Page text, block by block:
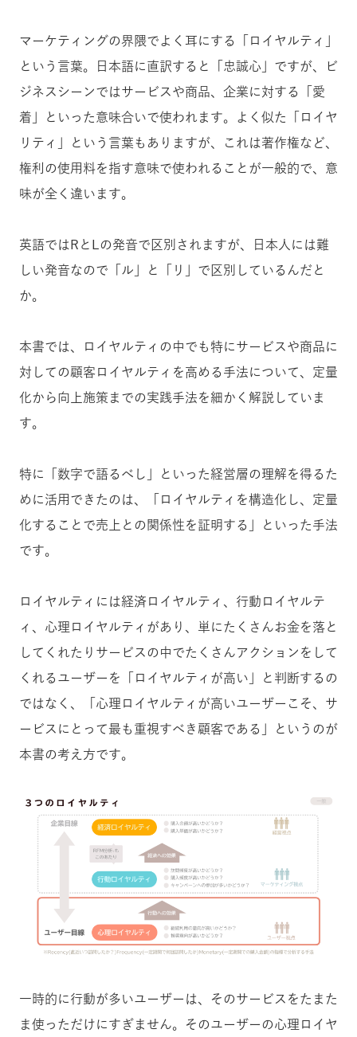
マーケティングの界隈でよく耳にする「ロイヤルティ」
という言葉。日本語に直訳すると「忠誠心」ですが、ビ
ジネスシーンではサービスや商品、企業に対する「愛
着」といった意味合いで使われます。よく似た「ロイヤ
リティ」という言葉もありますが、これは著作権など、
権利の使用料を指す意味で使われることが一般的で、意
味が全く違います。
英語ではRとLの発音で区別されますが、日本人には難
しい発音なので「ル」と「リ」で区別しているんだと
か。
本書では、ロイヤルティの中でも特にサービスや商品に
対しての顧客ロイヤルティを高める手法について、定量
化から向上施策までの実践手法を細かく解説していま
す。
特に「数字で語るべし」といった経営層の理解を得るた
めに活用できたのは、「ロイヤルティを構造化し、定量
化することで売上との関係性を証明する」といった手法
です。
ロイヤルティには経済ロイヤルティ、行動ロイヤルテ
ィ、心理ロイヤルティがあり、単にたくさんお金を落と
してくれたりサービスの中でたくさんアクションをして
くれるユーザーを「ロイヤルティが高い」と判断するの
ではなく、「心理ロイヤルティが高いユーザーこそ、サ
ービスにとって最も重視すべき顧客である」というのが
本書の考え方です。
一時的に行動が多いユーザーは、そのサービスをたまた
ま使っただけにすぎません。そのユーザーの心理ロイヤ